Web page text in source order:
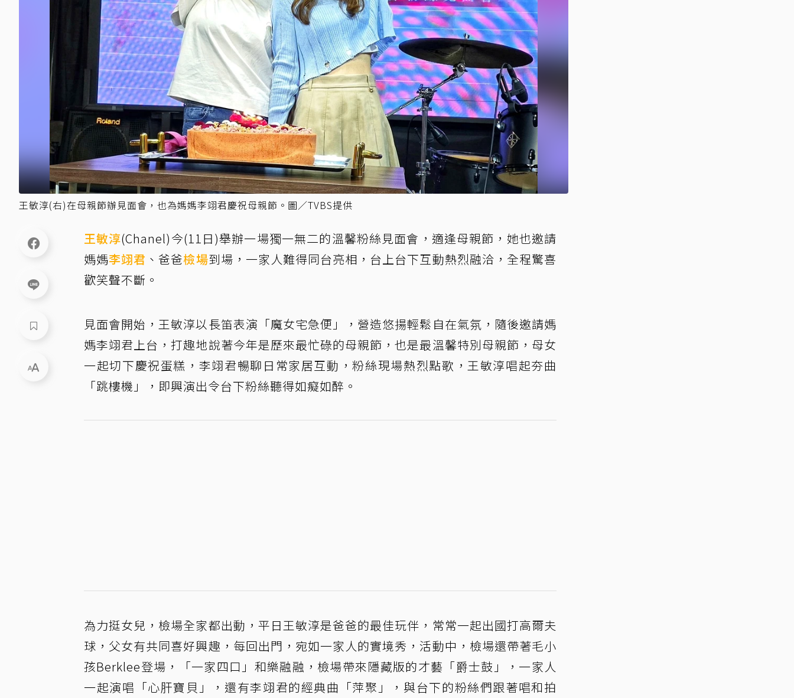
王敏淳(右)在母親節辦見面會，也為媽媽李翊君慶祝母親節。圖／TVBS提供
王敏淳(Chanel)今(11日)舉辦一場獨一無二的溫馨粉絲見面會，適逢母親節，她也邀請
媽媽李翊君 、爸爸檢場到場，一家人難得同台亮相，台上台下互動熱烈融洽，全程驚喜
歡笑聲不斷。
見面會開始，王敏淳以長笛表演「魔女宅急便」，營造悠揚輕鬆自在氣氛，隨後邀請媽
媽李翊君上台，打趣地說著今年是歷來最忙碌的母親節，也是最溫馨特別母親節，母女
一起切下慶祝蛋糕，李翊君暢聊日常家居互動，粉絲現場熱烈點歌，王敏淳唱起夯曲
「跳樓機」，即興演出令台下粉絲聽得如癡如醉。
為力挺女兒，檢場全家都出動，平日王敏淳是爸爸的最佳玩伴，常常一起出國打高爾夫
球，父女有共同喜好興趣，每回出門，宛如一家人的實境秀，活動中，檢場還帶著毛小
孩Berklee登場，「一家四口」和樂融融，檢場帶來隱藏版的才藝「爵士鼓」，一家人
一起演唱「心肝寶貝」，還有李翊君的經典曲「萍聚」，與台下的粉絲們跟著唱和拍